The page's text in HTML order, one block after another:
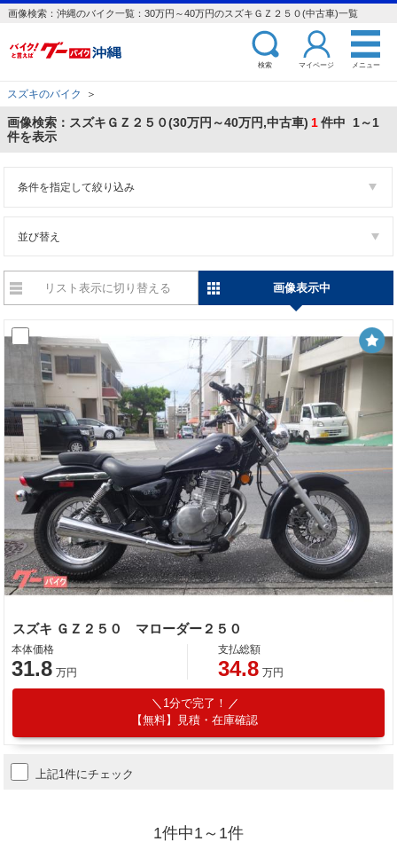
画像検索：沖縄のバイク一覧：30万円～40万円のスズキＧＺ２５０(中古車)一覧
検索 マイページ メニュー
スズキのバイク ＞
画像検索：スズキＧＺ２５０(30万円～40万円,中古車) 1件中 1～1
件を表示
条件を指定して絞り込み
並び替え
リスト表示に切り替える 画像表示中
スズキ ＧＺ２５０ マローダー２５０
本体価格
31.8 万円
支払総額
34.8 万円
1分で完了！
【無料】見積・在庫確認
上記1件にチェック
1件中1～1件